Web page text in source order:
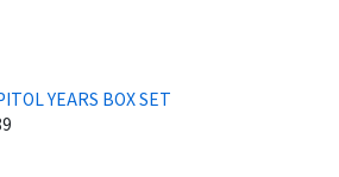
YEARS BOX SET